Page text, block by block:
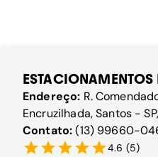
ESTACIONAMENTOS
Endereço: R.
Encruzilhada, Santos -
Contato:(13) 99660-
4.6 (5)